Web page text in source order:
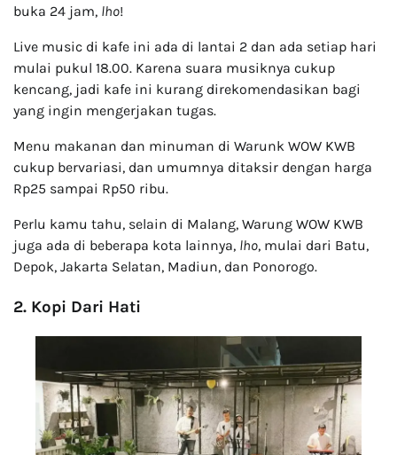
buka 24 jam, lho!
Live music di kafe ini ada di lantai 2 dan ada setiap hari
mulai pukul 18.00. Karena suara musiknya cukup
kencang, jadi kafe ini kurang direkomendasikan bagi
yang ingin mengerjakan tugas.
Menu makanan dan minuman di Warunk WOW KWB
cukup bervariasi, dan umumnya ditaksir dengan harga
Rp25 sampai Rp50 ribu.
Perlu kamu tahu, selain di Malang, Warung WOW KWB
juga ada di beberapa kota lainnya, lho, mulai dari Batu,
Depok, Jakarta Selatan, Madiun, dan Ponorogo.
2. Kopi Dari Hati